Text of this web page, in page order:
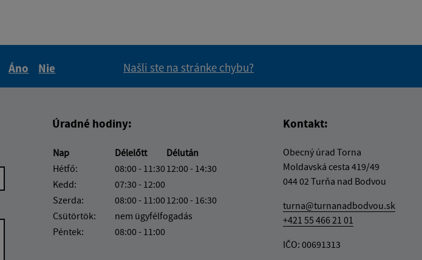
Áno
Nie
Našli ste na stránke chybu?
Úradné hodiny:
Nap Délelőtt
Délután
Hétfő:
08:00 - 11:3012:00 - 14:30
Kedd:
07:30 - 12:00
Szerda:
08:00 - 11:0012:00 - 16:30
Csütörtök:
nem ügyfélfogadás
Péntek:
08:00 - 11:00
Kontakt:
Obecný úrad Torna
Moldavská cesta 419/49
044 02 Turňa nad Bodvou
turna@turnanadbodvou.sk
+421 55 466 21 01
IČO: 00691313